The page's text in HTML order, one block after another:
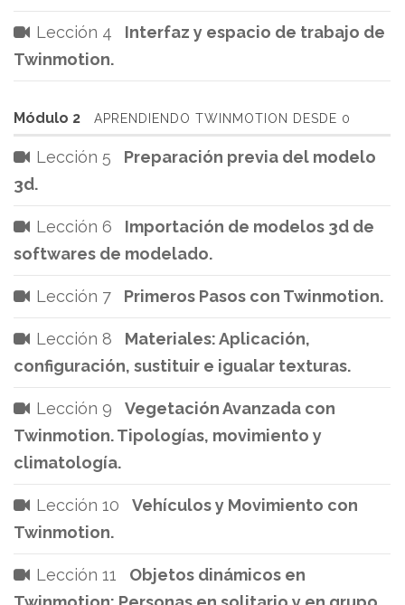
Lección 4
Interfaz y espacio de trabajo de
Twinmotion.
Módulo 2 APRENDIENDO TWINMOTION DESDE 0
Lección 5
Preparación previa del modelo
3d.
Lección 6
Importación de modelos 3d de
softwares de modelado.
Lección 7 Primeros Pasos con Twinmotion.
Lección 8
Materiales: Aplicación,
configuración, sustituir e igualar texturas.
Lección 9
Vegetación Avanzada con
Twinmotion. Tipologías, movimiento y
climatología.
Lección 10
Vehículos y Movimiento con
Twinmotion.
Lección 11
Objetos dinámicos en